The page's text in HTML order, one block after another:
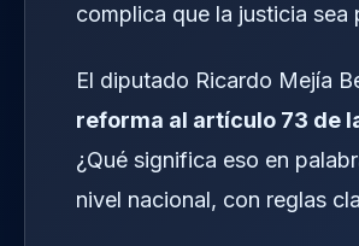
complica que la justicia sea
El diputado Ricardo Mejía
reforma al artículo 73 de
¿Qué significa eso en
nivel nacional, con reglas